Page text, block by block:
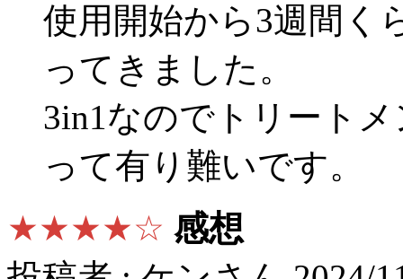
使用開始から3週間く
ってきました。
3in1なのでトリート
って有り難いです。
★★★★☆ 感想